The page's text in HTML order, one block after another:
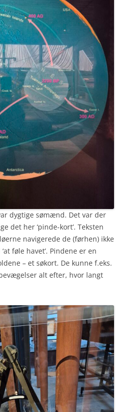
dygtige sømænd. Det var der
det her ‘pinde-kort’. Teksten
navigerede de (førhen) ikke
føle havet’. Pindene er en
– et søkort. De kunne f.eks.
alt efter, hvor langt